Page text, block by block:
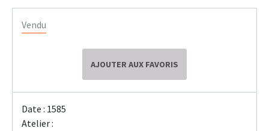
Vendu
AJOUTER AUX FAVORIS
Date : 1585
Atelier :